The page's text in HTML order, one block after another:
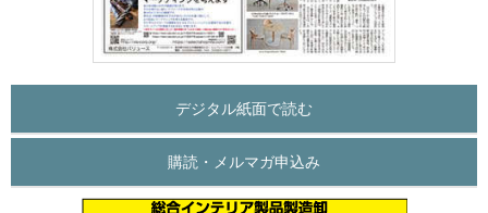
デジタル紙面で読む
購読・メルマガ申込み